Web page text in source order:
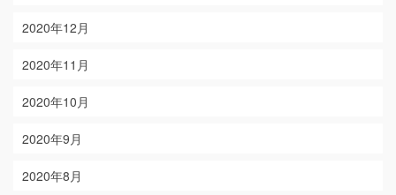
2020年12月
2020年11月
2020年10月
2020年9月
2020年8月